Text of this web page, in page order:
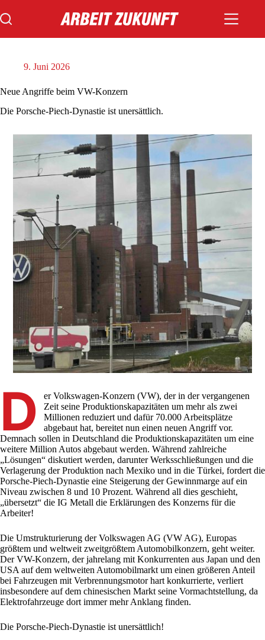
Inhalt
springen
9. Juni 2026
Neue Angriffe beim VW-Konzern
Die Porsche-Piech-Dynastie ist unersättlich.
D
er Volkswagen-Konzern (VW), der in der vergangenen
Zeit seine Produktionskapazitäten um mehr als zwei
Millionen reduziert und dafür 70.000 Arbeitsplätze
abgebaut hat, bereitet nun einen neuen Angriff vor.
Demnach sollen in Deutschland die Produktionskapazitäten um eine
weitere Million Autos abgebaut werden. Während zahlreiche
„Lösungen“ diskutiert werden, darunter Werksschließungen und die
Verlagerung der Produktion nach Mexiko und in die Türkei, fordert die
Porsche-Piech-Dynastie eine Steigerung der Gewinnmarge auf ein
Niveau zwischen 8 und 10 Prozent. Während all dies geschieht,
„übersetzt“ die IG Metall die Erklärungen des Konzerns für die
Arbeiter!
Die Umstrukturierung der Volkswagen AG (VW AG), Europas
größtem und weltweit zweitgrößtem Automobilkonzern, geht weiter.
Der VW-Konzern, der jahrelang mit Konkurrenten aus Japan und den
USA auf dem weltweiten Automobilmarkt um einen größeren Anteil
bei Fahrzeugen mit Verbrennungsmotor hart konkurrierte, verliert
insbesondere auf dem chinesischen Markt seine Vormachtstellung, da
Elektrofahrzeuge dort immer mehr Anklang finden.
Die Porsche-Piech-Dynastie ist unersättlich!